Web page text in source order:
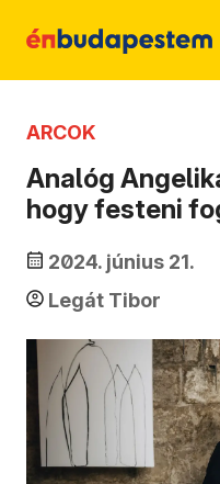
ARCOK
Analóg
hogy festeni
2024. június 21.
Legát Tibor